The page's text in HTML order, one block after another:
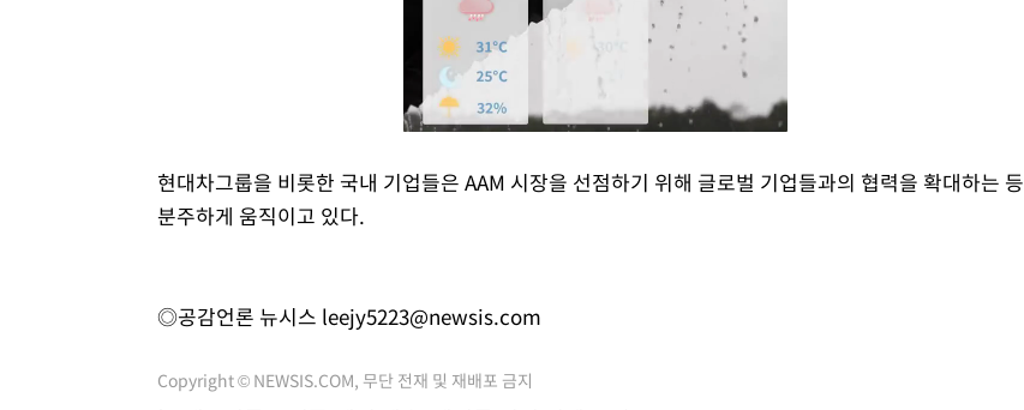
현대차그룹을 비롯한 국내 기업들은 AAM 시장을 선점하기 위해 글로벌 기업들과의 협력을 확대하는 등
분주하게 움직이고 있다.
◎공감언론 뉴시스 leejy5223@newsis.com
Copyright © NEWSIS.COM, 무단 전재 및 재배포 금지